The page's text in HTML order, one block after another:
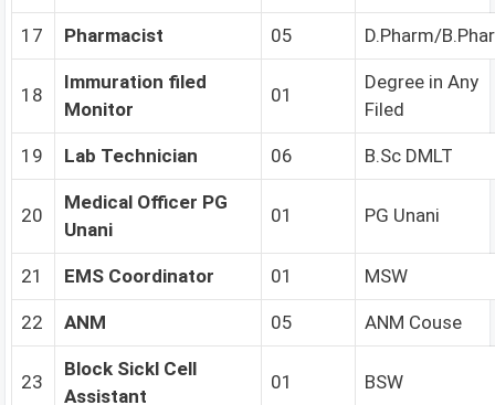
17 Pharmacist 05 D.Pharm/
18
Immuration filed
Monitor
01
Degree in Any
Filed
19 Lab Technician 06 B.Sc DMLT
20
Medical Officer PG
Unani
01 PG Unani
21 EMS Coordinator 01 MSW
22 ANM 05 ANM Couse
23
Block Sickl Cell
Assistant
01 BSW